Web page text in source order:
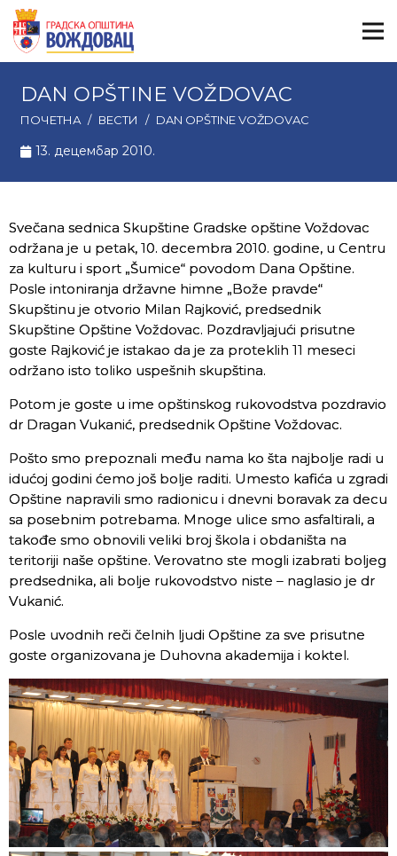
DAN OPŠTINE VOŽDOVAC
ПОЧЕТНА / ВЕСТИ / DAN OPŠTINE VOŽDOVAC
13. децембар 2010.
Svečana sednica Skupštine Gradske opštine Voždovac
održana je u petak, 10. decembra 2010. godine, u Centru
za kulturu i sport „Šumice“ povodom Dana Opštine.
Posle intoniranja državne himne „Bože pravde“
Skupštinu je otvorio Milan Rajković, predsednik
Skupštine Opštine Voždovac. Pozdravljajući prisutne
goste Rajković je istakao da je za proteklih 11 meseci
održano isto toliko uspešnih skupština.
Potom je goste u ime opštinskog rukovodstva pozdravio
dr Dragan Vukanić, predsednik Opštine Voždovac.
Pošto smo prepoznali među nama ko šta najbolje radi u
idućoj godini ćemo još bolje raditi. Umesto kafića u zgradi
Opštine napravili smo radionicu i dnevni boravak za decu
sa posebnim potrebama. Mnoge ulice smo asfaltirali, a
takođe smo obnovili veliki broj škola i obdaništa na
teritoriji naše opštine. Verovatno ste mogli izabrati boljeg
predsednika, ali bolje rukovodstvo niste – naglasio je dr
Vukanić.
Posle uvodnih reči čelnih ljudi Opštine za sve prisutne
goste organizovana je Duhovna akademija i koktel.